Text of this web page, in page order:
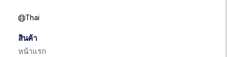
Thai
สินค้า
หน้าแรก